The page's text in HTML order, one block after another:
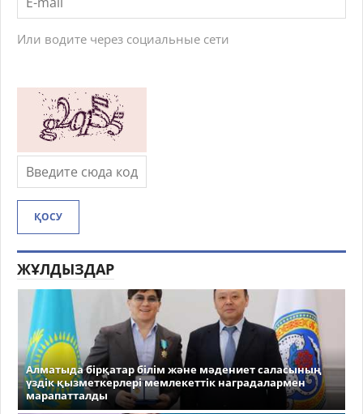
Или водите через социальные сети
ҚОСУ
ЖҰЛДЫЗДАР
Алматыда бірқатар білім және мәдениет саласының
үздік қызметкерлері мемлекеттік наградалармен
марапатталды